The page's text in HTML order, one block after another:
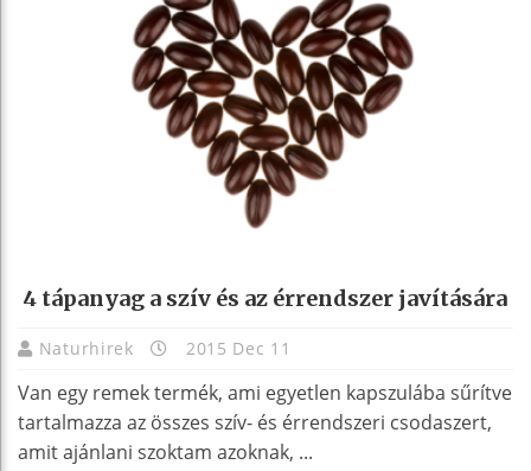
4 tápanyag a szív és az érrendszer javítására
Naturhirek 2015 Dec 11
Van egy remek termék, ami egyetlen kapszulába sűrítve
tartalmazza az összes szív- és érrendszeri csodaszert,
amit ajánlani szoktam azoknak, ...